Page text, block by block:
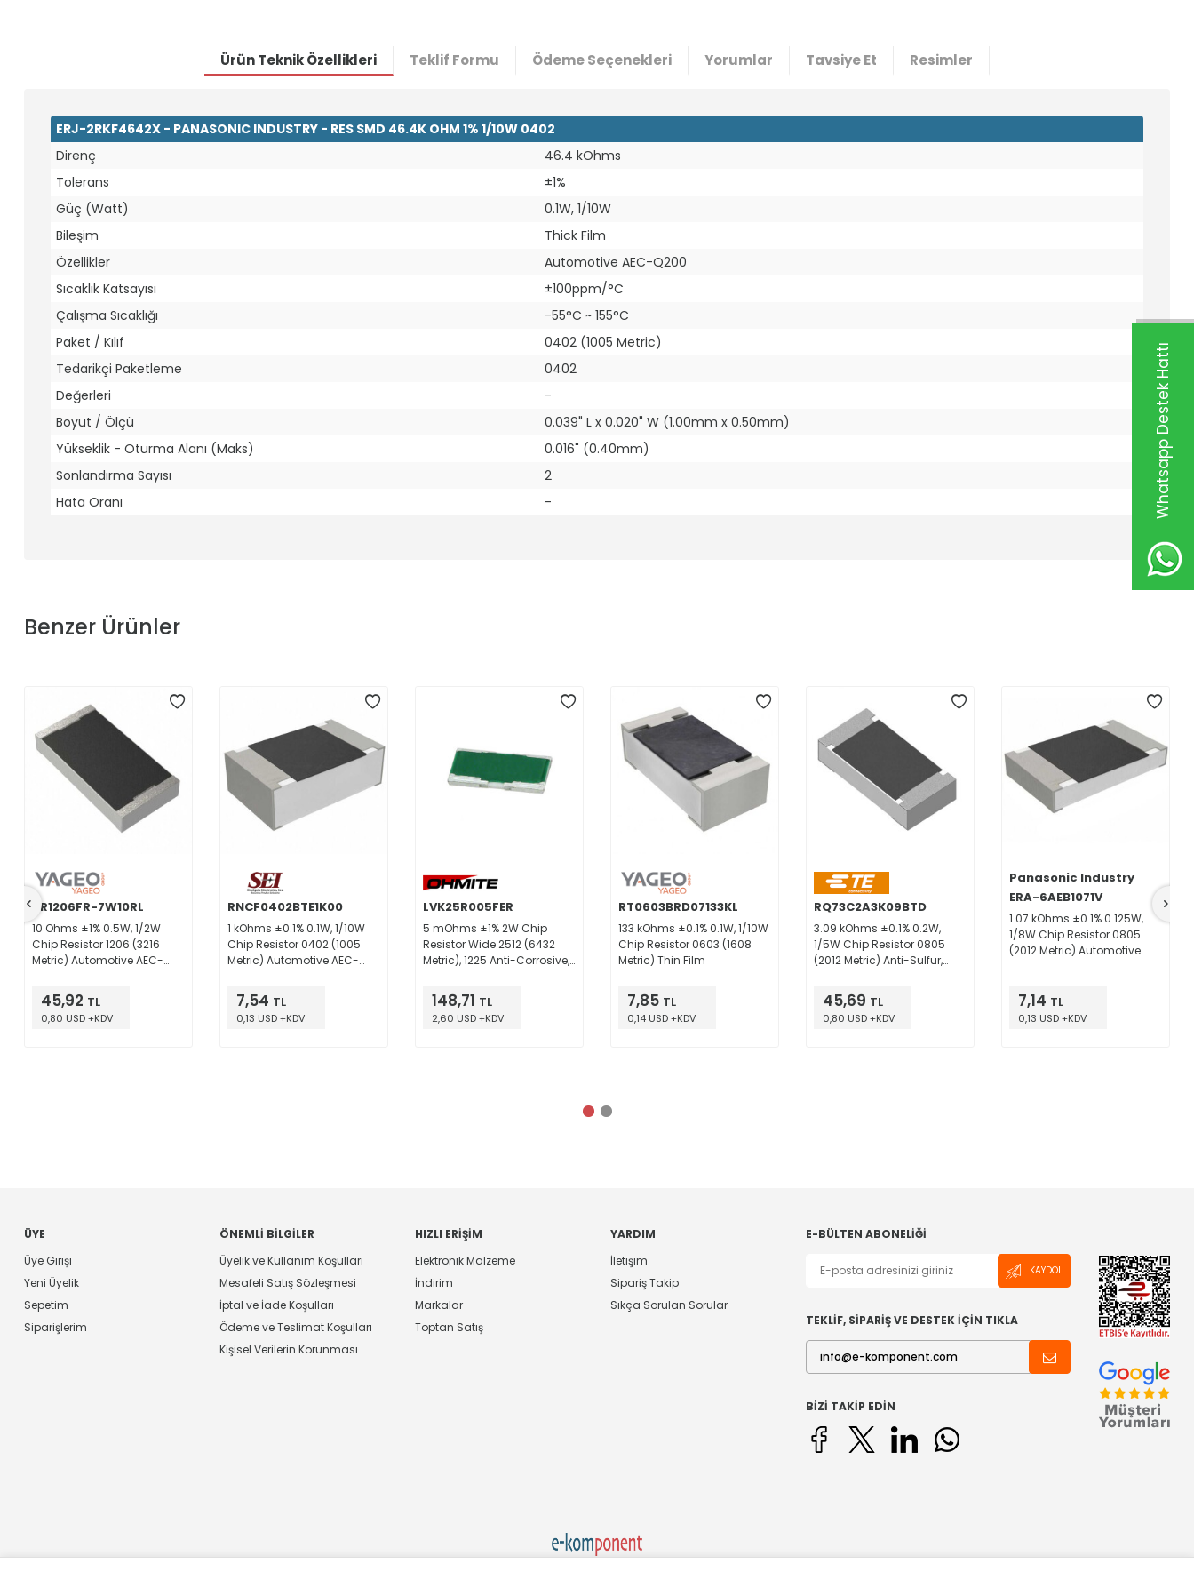
Whatsapp Destek Hattı
Ürün Teknik Özellikleri Teklif Formu Ödeme Seçenekleri Yorumlar Tavsiye Et Resimler
ERJ-2RKF4642X - PANASONIC INDUSTRY - RES SMD 46.4K OHM 1% 1/10W 0402
Direnç
46.4 kOhms
Tolerans
±1%
Güç (Watt)
0.1W, 1/10W
Bileşim
Thick Film
Özellikler
Automotive AEC-Q200
Sıcaklık Katsayısı
±100ppm/°C
Çalışma Sıcaklığı
-55°C ~ 155°C
Paket / Kılıf
0402 (1005 Metric)
Tedarikçi Paketleme
0402
Değerleri
-
Boyut / Ölçü
0.039" L x 0.020" W (1.00mm x 0.50mm)
Yükseklik - Oturma Alanı (Maks)
0.016" (0.40mm)
Sonlandırma Sayısı
2
Hata Oranı
-
Benzer Ürünler
SR1206FR-7W10RL
10 Ohms ±1% 0.5W, 1/2W
Chip Resistor 1206 (3216
Metric) Automotive AEC-
Thick Film
45,92 TL
0,80 USD +KDV
RNCF0402BTE1K00
1 kOhms ±0.1% 0.1W, 1/10W
Chip Resistor 0402 (1005
Metric) Automotive AEC-
7,54 TL
0,13 USD +KDV
LVK25R005FER
5 mOhms ±1% 2W Chip
Resistor Wide 2512 (6432
Metric), 1225 Anti-Corrosive,
Resistant Thick Film
148,71 TL
2,60 USD +KDV
RT0603BRD07133KL
133 kOhms ±0.1% 0.1W, 1/10W
Chip Resistor 0603 (1608
Metric) Thin Film
7,85 TL
0,14 USD +KDV
RQ73C2A3K09BTD
3.09 kOhms ±0.1% 0.2W,
1/5W Chip Resistor 0805
(2012 Metric) Anti-Sulfur,
Film
45,69 TL
0,80 USD +KDV
Panasonic Industry
ERA-6AEB1071V
1.07 kOhms ±0.1% 0.125W,
1/8W Chip Resistor 0805
(2012 Metric) Automotive
7,14 TL
0,13 USD +KDV
ÜYE
Üye Girişi
Yeni Üyelik
Sepetim
Siparişlerim
ÖNEMLI BILGILER
Üyelik ve Kullanım Koşulları
Mesafeli Satış Sözleşmesi
İptal ve İade Koşulları
Ödeme ve Teslimat Koşulları
Kişisel Verilerin Korunması
HIZLI ERIŞIM
Elektronik Malzeme
İndirim
Markalar
Toptan Satış
YARDIM
İletişim
Sipariş Takip
Sıkça Sorulan Sorular
E-BÜLTEN ABONELIĞI
KAYDOL
TEKLİF, SİPARİŞ VE DESTEK İÇİN TIKLA
BIZI TAKIP EDIN